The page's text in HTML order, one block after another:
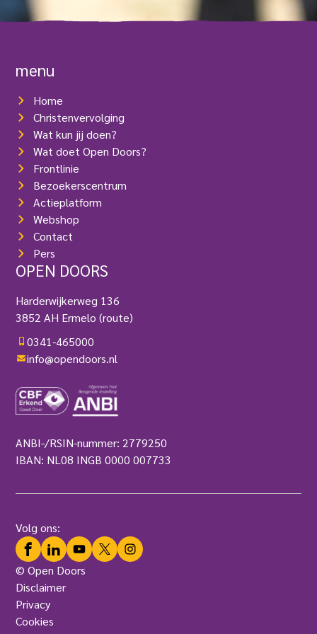
e
)
(
e
s
t
menu
Home
Christenvervolging
Wat kun jij doen?
Wat doet Open Doors?
Frontlinie
Bezoekerscentrum
Actieplatform
Webshop
Contact
Pers
OPEN DOORS
Harderwijkerweg 136
3852 AH Ermelo(route)
0341-465000
info@opendoors.nl
ANBI-/RSIN-nummer: 2779250
IBAN: NL08 INGB 0000 007733
© Open Doors
Disclaimer
Privacy
Cookies
Volg ons:
Facebook
LinkedInYouTube
TwitterInstagram